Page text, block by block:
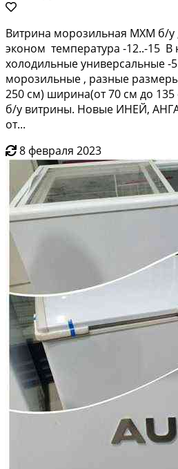
Витрина морозильная МХМ б/у
эконом температура -12..-15
холодильные универсальные -
морозильные , разные
250 см) ширина(от 70 см до
б/у витрины. Новые ИНЕЙ,
от...
8 февраля 2023